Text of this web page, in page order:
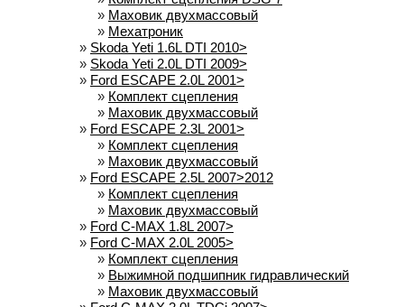
» Маховик двухмассовый
» Мехатроник
» Skoda Yeti 1.6L DTI 2010>
» Skoda Yeti 2.0L DTI 2009>
» Ford ESCAPE 2.0L 2001>
» Комплект сцепления
» Маховик двухмассовый
» Ford ESCAPE 2.3L 2001>
» Комплект сцепления
» Маховик двухмассовый
» Ford ESCAPE 2.5L 2007>2012
» Комплект сцепления
» Маховик двухмассовый
» Ford C-MAX 1.8L 2007>
» Ford C-MAX 2.0L 2005>
» Комплект сцепления
» Выжимной подшипник гидравлический
» Маховик двухмассовый